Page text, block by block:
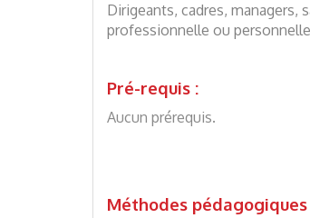
Dirigeants, cadres,
professionnelle ou
Pré-requis :
Aucun prérequis.
Méthodes pédagogiques